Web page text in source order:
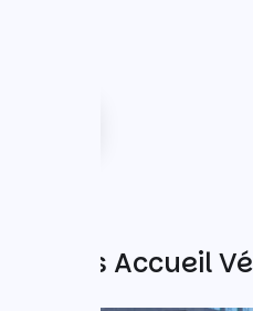
Autres Accueil